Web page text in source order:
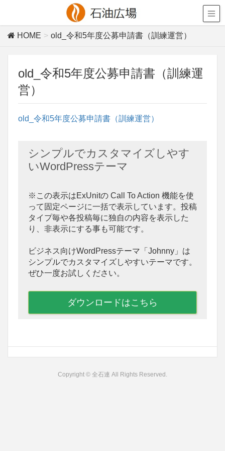
HOME old_令和5年度公募申請書（訓練運営）
old_令和5年度公募申請書（訓練運
営）
old_令和5年度公募申請書（訓練運営）
シンプルでカスタマイズしやす
いWordPressテーマ
※この表示はExUnitの Call To Action 機能を使
って固定ページに一括で表示しています。投稿
タイプ毎や各投稿毎に独自の内容を表示した
り、非表示にする事も可能です。
ビジネス向けWordPressテーマ「Johnny」は
シンプルでカスタマイズしやすいテーマです。
ぜひ一度お試しください。
ダウンロードはこちら
Copyright © 全石連 All Rights Reserved.